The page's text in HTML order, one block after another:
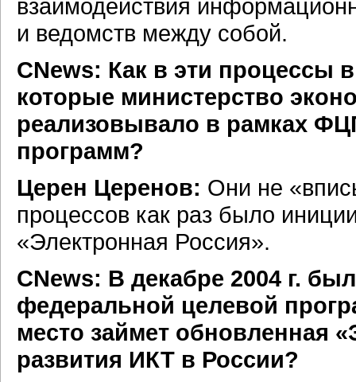
взаимодействия
и ведомств между собой.
СNews: Как в эти процессы
которые министерство
реализовывало в рамках
программ?
Церен Церенов: Они не
процессов как раз было
«Электронная Россия».
СNews: В декабре 2004 г.
федеральной целевой
место займет обновленная
развития ИКТ в России?